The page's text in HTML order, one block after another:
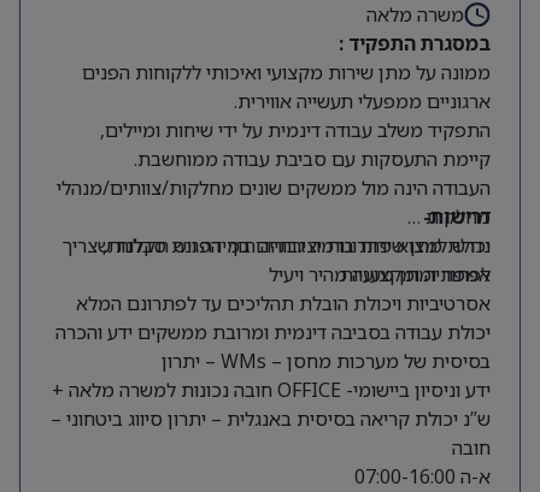
משרה מלאה
במסגרת התפקיד :
ממונה על מתן שירות מקצועי ואיכותי ללקוחות הפנים
ארגוניים ממפעלי תעשייה אווירית.
התפקיד משלב עבודה דינמית על ידי שיחות ומיילים,
קיימת התעסקות עם סביבת עבודה ממוחשבת.
העבודה הינה מול ממשקים שונים מחלקות/צוותים/מנהלי
מחלקות …
נדרש למצוא פתרונות יצירתיים במידה ויש תקלות שצריך
לפתור ומתן מענה מהיר ויעיל
דרישות-
יכולת מתן שירות ברמה גבוהה תוך הפגנת סבלנות,
אמפתיה ומקצועיות
אסרטיביות ויכולת הובלת תהליכים עד לפתרונם המלא
יכולת עבודה בסביבה דינמית ומרובת ממשקים ידע והכרה
בסיסית של מערכות מחסן – WMs – יתרון
ידע וניסיון ביישומי- OFFICE חובה נכונות למשרה מלאה +
ש”נ יכולת קריאה בסיסית באנגלית – יתרון סיווג ביטחוני –
חובה
א-ה 07:00-16:00